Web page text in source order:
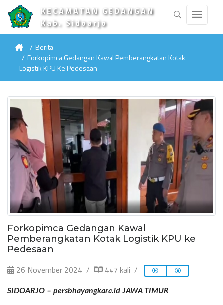
KECAMATAN GEDANGAN
Kab. Sidoarjo
Berita
Forkopimca Gedangan Kawal Pemberangkatan Kotak
Logistik KPU Ke Pedesaan
Forkopimca Gedangan Kawal
Pemberangkatan Kotak Logistik KPU ke
Pedesaan
26 November 2024 447 kali
SIDOARJO – persbhayangkara.id JAWA TIMUR